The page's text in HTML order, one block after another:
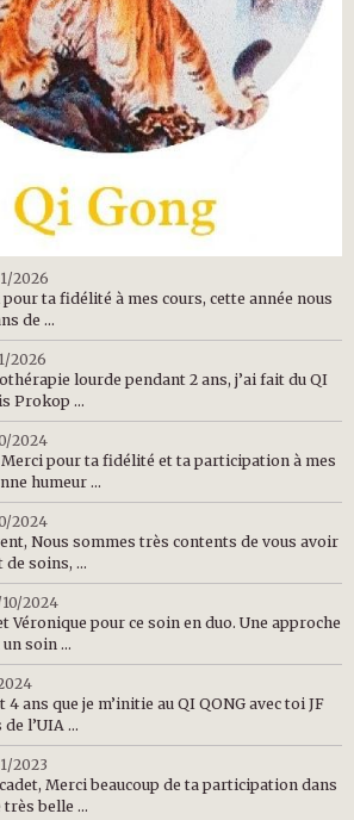
2026
ta fidélité à mes cours, cette année nous
de ...
2026
lourde pendant 2 ans, j’ai fait du QI
Prokop ...
2024
pour ta fidélité et ta participation à mes
humeur ...
2024
Nous sommes très contents de vous avoir
soins, ...
2024
Véronique pour ce soin en duo. Une approche
soin ...
ans que je m’initie au QI QONG avec toi JF
l’UIA ...
2023
Merci beaucoup de ta participation dans
très belle ...